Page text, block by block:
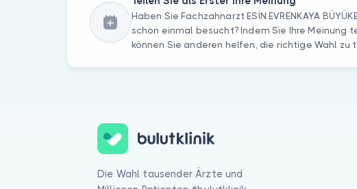
Haben Sie Fachzahnarzt ESİN EVRENKAYA
schon einmal besucht? Indem Sie Ihre Meinung
können Sie anderen helfen, die richtige Wahl zu
Die Wahl tausender Ärzte und